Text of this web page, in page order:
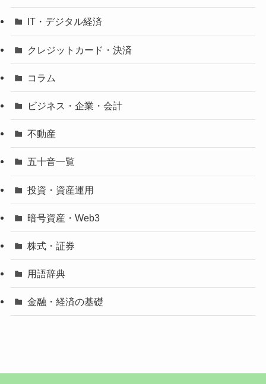
IT・デジタル経済
クレジットカード・決済
コラム
ビジネス・企業・会計
不動産
五十音一覧
投資・資産運用
暗号資産・Web3
株式・証券
用語辞典
金融・経済の基礎